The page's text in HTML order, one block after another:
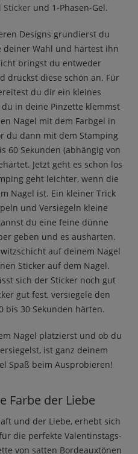
Stickerund 1-Phasen-Gel.
Designs grundierst du
deiner Wahl und härtest ihn
bringst du entweder
drückst diese schön an. Für
du dir ein kleines
in deine Pinzette klemmst
Nagel mit dem Farbgel in
du dann mit dem Stamping
60 Sekunden (abhängig von
Jetzt geht es schon los
geht leichter, wenn die
Nagel ist. Ein kleiner Trick
und Versiegeln kleine
du eine feine dünne
geben und es aushärten.
auf deinem Nagel
Sticker auf dem Nagel.
sich der Sticker noch gut
gut fest, versiegele den
bis 30 Sekunden härten.
Nagel platzierst und ob du
ist ganz deinem
Spaß beim Ausprobieren!
Farbe der Liebe
und der Liebe, erhebt sich
die perfekte Valentinstags-
von satten Bordeauxtönen